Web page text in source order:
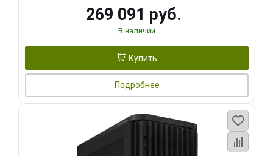
269 091 руб.
В наличии
Купить
Подробнее